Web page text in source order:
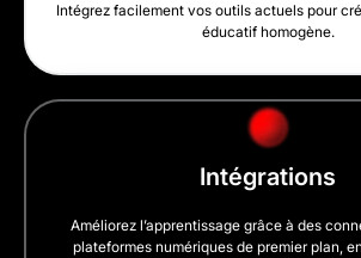
Intégrez facilement vos outils actuels pour
éducatif homogène.
Intégrations
Améliorez l’apprentissage grâce à des
plateformes numériques de premier plan,